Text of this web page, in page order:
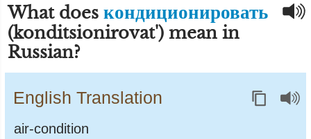
What does кондиционировать
(konditsionirovat') mean in
Russian?
English Translation
air-condition